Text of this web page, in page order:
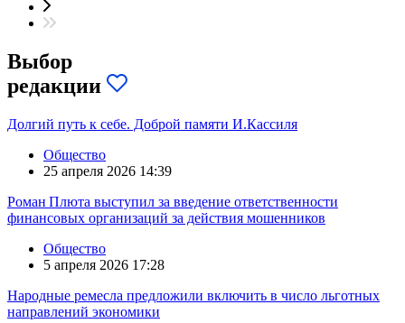
Выбор
редакции
Долгий путь к себе. Доброй памяти И.Кассиля
Общество
25 апреля 2026 14:39
Роман Плюта выступил за введение ответственности
финансовых организаций за действия мошенников
Общество
5 апреля 2026 17:28
Народные ремесла предложили включить в число льготных
направлений экономики